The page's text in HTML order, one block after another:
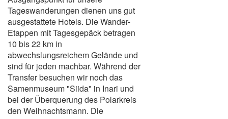
Tageswanderungen dienen uns gut
ausgestattete Hotels. Die Wander-
Etappen mit Tagesgepäck betragen
10 bis 22 km in
abwechslungsreichem Gelände und
sind für jeden machbar. Während der
Transfer besuchen wir noch das
Samenmuseum "Siida" in Inari und
bei der Überquerung des Polarkreis
den Weihnachtsmann. Die